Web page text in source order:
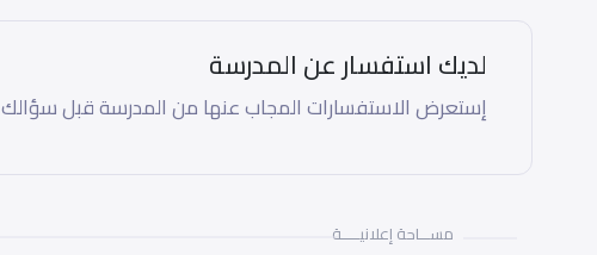
لديك استفسار عن المدرسة
إستعرض الاستفسارات المجاب عنها من المدرسة قبل سؤالك
مســـاحة إعلانيـــــة